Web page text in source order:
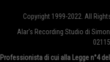
Copyright 1999-2022. All
Alar's Recording Studio di
Professionista di cui alla Legge n°4